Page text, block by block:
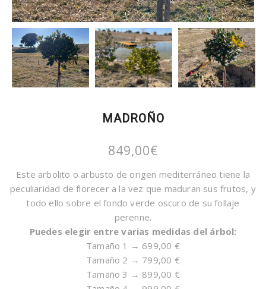
MADROÑO
Este arbolito o arbusto de origen mediterráneo tiene la
peculiaridad de florecer a la vez que maduran sus frutos, y
todo ello sobre el fondo verde oscuro de su follaje
perenne.
Puedes elegir entre varias medidas del árbol:
Tamaño 1 → 699,00 €
Tamaño 2 → 799,00 €
Tamaño 3 → 899,00 €
849,00€